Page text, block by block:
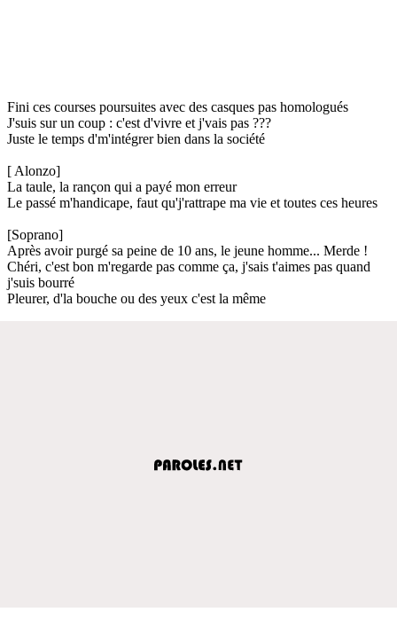
Fini ces courses poursuites avec des casques pas homologués
J'suis sur un coup : c'est d'vivre et j'vais pas ???
Juste le temps d'm'intégrer bien dans la société
[ Alonzo]
La taule, la rançon qui a payé mon erreur
Le passé m'handicape, faut qu'j'rattrape ma vie et toutes ces heures
[Soprano]
Après avoir purgé sa peine de 10 ans, le jeune homme... Merde !
Chéri, c'est bon m'regarde pas comme ça, j'sais t'aimes pas quand
j'suis bourré
Pleurer, d'la bouche ou des yeux c'est la même